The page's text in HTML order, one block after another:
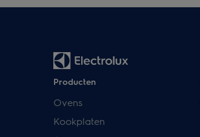
Producten
Ovens
Kookplaten